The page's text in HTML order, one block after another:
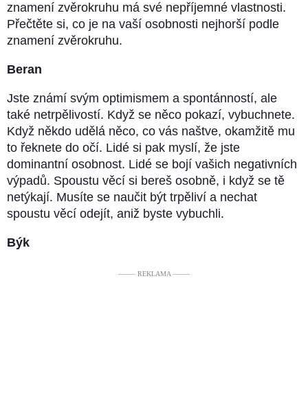
znamení zvěrokruhu má své nepříjemné vlastnosti.
Přečtěte si, co je na vaší osobnosti nejhorší podle
znamení zvěrokruhu.
Beran
Jste známí svým optimismem a spontánností, ale
také netrpělivostí. Když se něco pokazí, vybuchnete.
Když někdo udělá něco, co vás naštve, okamžitě mu
to řeknete do očí. Lidé si pak myslí, že jste
dominantní osobnost. Lidé se bojí vašich negativních
výpadů. Spoustu věcí si bereš osobně, i když se tě
netýkají. Musíte se naučit být trpěliví a nechat
spoustu věcí odejít, aniž byste vybuchli.
Býk
––––– REKLAMA –––––